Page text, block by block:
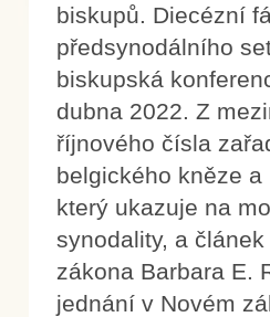
biskupů. Diecézní
předsynodálního
biskupská
dubna 2022. Z
říjnového čísla
belgického kněze
který ukazuje na
synodality, a
zákona Barbara E.
jednání v Novém